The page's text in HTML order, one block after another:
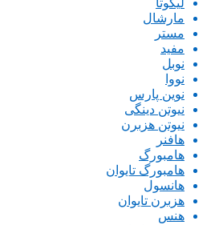
مارشال
مستر
مفید
نوبل
نووا
نوین پارس
نیوتن دینگی
نیوتن هزبرن
هافنر
هامبورگ
هامبورگ تایوان
هانسول
هزبرن تایوان
هنس